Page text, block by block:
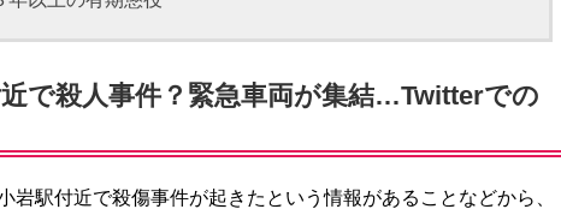
で殺人事件？緊急車両が集結…Twitterでの
岩駅付近で殺傷事件が起きたという情報があることなどから、